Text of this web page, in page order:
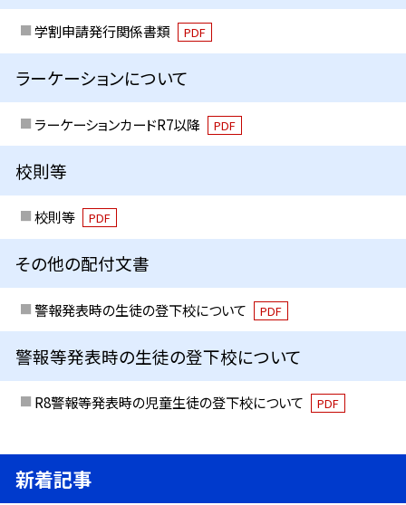
学割申請発行関係書類 PDF
ラーケーションについて
ラーケーションカードR7以降 PDF
校則等
校則等 PDF
その他の配付文書
警報発表時の生徒の登下校について PDF
警報等発表時の生徒の登下校について
R8警報等発表時の児童生徒の登下校について PDF
新着記事